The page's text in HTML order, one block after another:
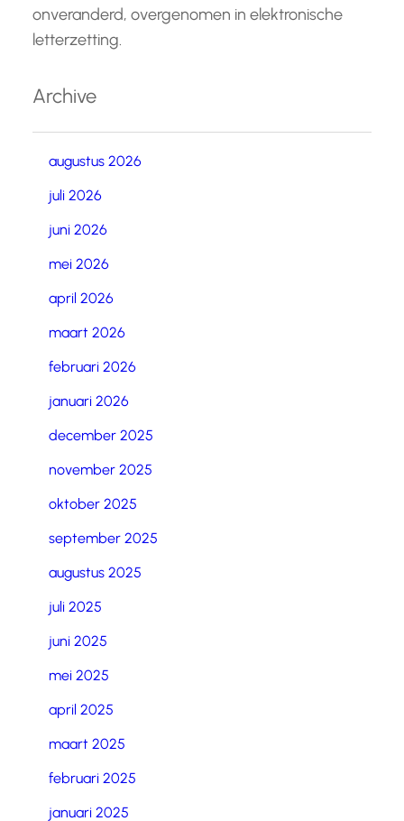
onveranderd, overgenomen in elektronische
letterzetting.
Archive
augustus 2026
juli 2026
juni 2026
mei 2026
april 2026
maart 2026
februari 2026
januari 2026
december 2025
november 2025
oktober 2025
september 2025
augustus 2025
juli 2025
juni 2025
mei 2025
april 2025
maart 2025
februari 2025
januari 2025